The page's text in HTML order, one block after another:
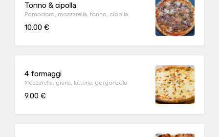
Tonno & cipolla
Pomodoro, mozzarella, tonno, cipolla
10.00 €
4 formaggi
Mozzarella, grana, latteria, gorgonzola
9.00 €